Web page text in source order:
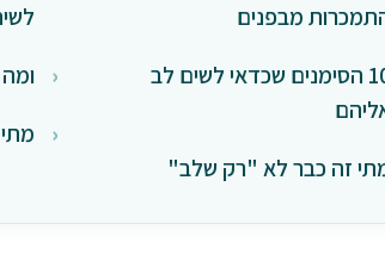
מבפנים
10 הסימנים שכדאי לשים לב
זה כבר לא "רק שלב"